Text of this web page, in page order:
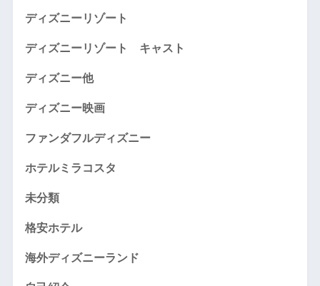
ディズニーリゾート
ディズニーリゾート キャスト
ディズニー他
ディズニー映画
ファンダフルディズニー
ホテルミラコスタ
未分類
格安ホテル
海外ディズニーランド